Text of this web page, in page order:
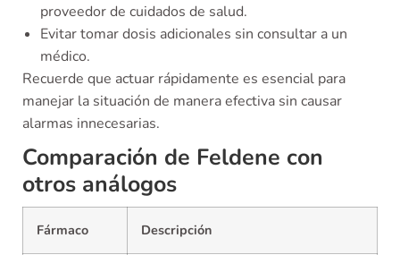
proveedor de cuidados de salud.
Evitar tomar dosis adicionales sin consultar a un
médico.
Recuerde que actuar rápidamente es esencial para
manejar la situación de manera efectiva sin causar
alarmas innecesarias.
Comparación de Feldene con
otros análogos
Fármaco Descripción